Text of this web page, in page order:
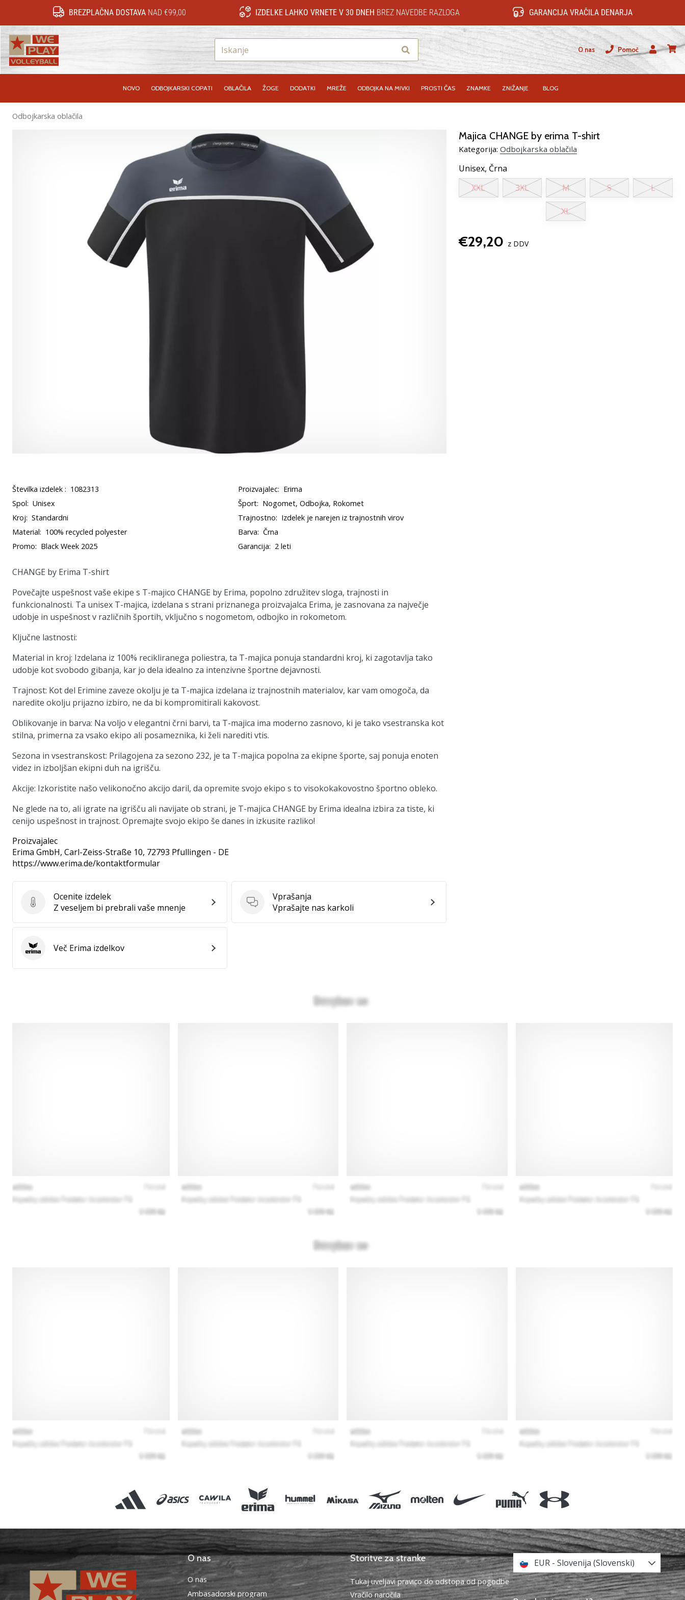
BREZPLAČNA DOSTAVA NAD €99,00 IZDELKE LAHKO VRNETE V 30 DNEH BREZ NAVEDBE RAZLOGA GARANCIJA VRAČILA DENARJA
Iskanje O nas
Pomoč
Uporabnik
NOVO ODBOJKARSKI COPATI OBLAČILA ŽOGE DODATKI MREŽE ODBOJKA NA MIVKI PROSTI ČAS ZNAMKE ZNIŽANJE BLOG
Odbojkarska oblačila
Majica CHANGE by erima T-shirt
Kategorija: Odbojkarska oblačila
Unisex, Črna
XXL
3XL M S L
XL
€29,20 z DDV
Številka izdelek : 1082313 Proizvajalec: Erima
Spol: Unisex Šport: Nogomet, Odbojka, Rokomet
Kroj: Standardni Trajnostno: Izdelek je narejen iz trajnostnih virov
Material: 100% recycled polyester Barva: Črna
Promo: Black Week 2025 Garancija: 2 leti
CHANGE by Erima T-shirt
Povečajte uspešnost vaše ekipe s T-majico CHANGE by Erima, popolno združitev sloga, trajnosti in
funkcionalnosti. Ta unisex T-majica, izdelana s strani priznanega proizvajalca Erima, je zasnovana za največje
udobje in uspešnost v različnih športih, vključno s nogometom, odbojko in rokometom.
Ključne lastnosti:
Material in kroj: Izdelana iz 100% recikliranega poliestra, ta T-majica ponuja standardni kroj, ki zagotavlja tako
udobje kot svobodo gibanja, kar jo dela idealno za intenzivne športne dejavnosti.
Trajnost: Kot del Erimine zaveze okolju je ta T-majica izdelana iz trajnostnih materialov, kar vam omogoča, da
naredite okolju prijazno izbiro, ne da bi kompromitirali kakovost.
Oblikovanje in barva: Na voljo v elegantni črni barvi, ta T-majica ima moderno zasnovo, ki je tako vsestranska kot
stilna, primerna za vsako ekipo ali posameznika, ki želi narediti vtis.
Sezona in vsestranskost: Prilagojena za sezono 232, je ta T-majica popolna za ekipne športe, saj ponuja enoten
videz in izboljšan ekipni duh na igrišču.
Akcije: Izkoristite našo velikonočno akcijo daril, da opremite svojo ekipo s to visokokakovostno športno obleko.
Ne glede na to, ali igrate na igrišču ali navijate ob strani, je T-majica CHANGE by Erima idealna izbira za tiste, ki
cenijo uspešnost in trajnost. Opremajte svojo ekipo še danes in izkusite razliko!
Proizvajalec
Erima GmbH, Carl-Zeiss-Straße 10, 72793 Pfullingen - DE
https://www.erima.de/kontaktformular
Ocenite izdelek
Ocenite izdelek
Z veseljem bi prebrali vaše mnenje
Vprašanja
Vprašanja
Vprašajte nas karkoli
Erima Več Erima izdelkov
O nas
O nas
Ambasadorski program
Storitve za stranke
Tukaj uveljavi pravico do odstopa od pogodbe
Vračilo naročila
EUR - Slovenija (Slovenski)